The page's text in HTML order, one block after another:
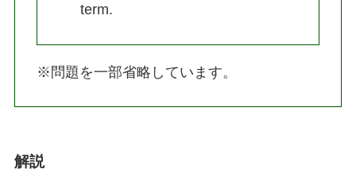
term.
※問題を一部省略しています。
解説